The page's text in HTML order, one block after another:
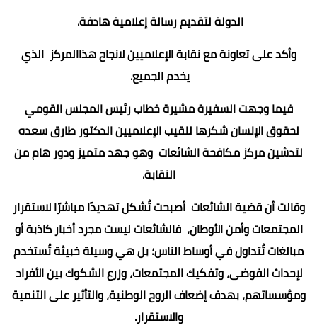
الدولة لتقديم رسالة إعلامية هادفة.
وأكد على تعاونة مع نقابة الإعلاميين لانجاح هذاالمركز الذي
يخدم الجميع.
فيما وجهت السفيرة مشيرة خطاب رئيس المجلس القومي
لحقوق الإنسان شكرها لنقيب الإعلاميين الدكتور طارق سعده
لتدشين مركز مكافحة الشائعات وهو جهد متميز ودور هام من
النقابة.
وقالت أن قضية الشائعات أصبحت تُشكل تهديدًا مباشرًا لاستقرار
المجتمعات وأمن الأوطان، فالشائعات ليست مجرد أخبار كاذبة أو
مبالغات تُتداول في أوساط الناس؛ بل هي وسيلة خبيثة تُستخدم
لإحداث الفوضى، وتفكيك المجتمعات، وزرع الشكوك بين الأفراد
ومؤسساتهم، بهدف إضعاف الروح الوطنية، والتأثير على التنمية
والاستقرار.